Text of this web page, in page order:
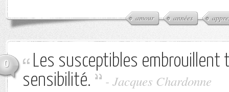
amour années
0
Les susceptibles embrouillent
sensibilité.
- Jacques Chardonne